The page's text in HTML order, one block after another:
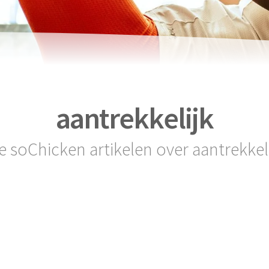
aantrekkelijk
soChicken artikelen over